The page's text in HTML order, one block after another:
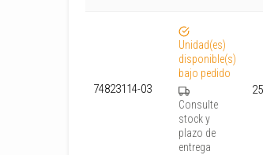
74823114-03
Unidad(es)
disponible(s)
bajo pedido
Consulte
stock y
plazo de
entrega
25